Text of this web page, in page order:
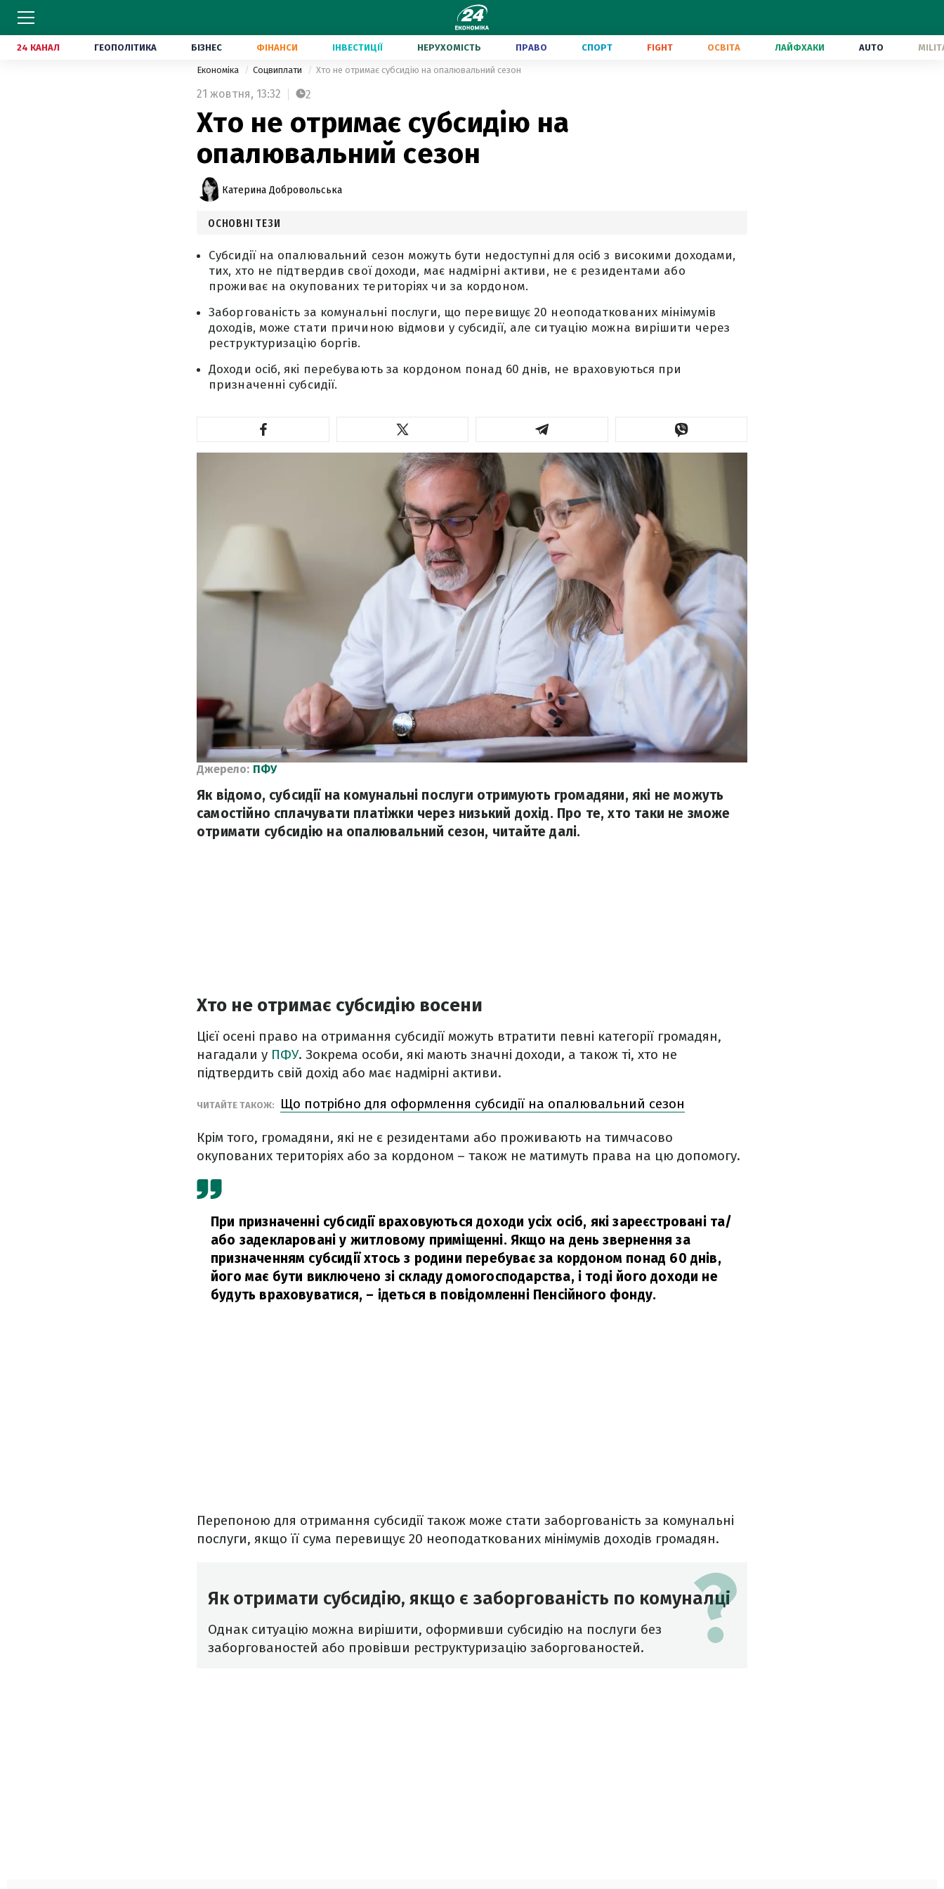
24 КАНАЛ ГЕОПОЛІТИКА БІЗНЕС ФІНАНСИ ІНВЕСТИЦІЇ НЕРУХОМІСТЬ ПРАВО СПОРТ FIGHT ОСВІТА ЛАЙФХАКИ AUTO
Економіка Соцвиплати Хто не отримає субсидію на опалювальний сезон
21 жовтня, 13:32 2
Хто не отримає субсидію на
опалювальний сезон
Катерина Добровольська
ОСНОВНІ ТЕЗИ
Субсидії на опалювальний сезон можуть бути недоступні для осіб з високими доходами,
тих, хто не підтвердив свої доходи, має надмірні активи, не є резидентами або
проживає на окупованих територіях чи за кордоном.
Заборгованість за комунальні послуги, що перевищує 20 неоподаткованих мінімумів
доходів, може стати причиною відмови у субсидії, але ситуацію можна вирішити через
реструктуризацію боргів.
Доходи осіб, які перебувають за кордоном понад 60 днів, не враховуються при
призначенні субсидії.
Джерело: ПФУ
Як відомо, субсидії на комунальні послуги отримують громадяни, які не можуть
самостійно сплачувати платіжки через низький дохід. Про те, хто таки не зможе
отримати субсидію на опалювальний сезон, читайте далі.
Хто не отримає субсидію восени
Цієї осені право на отримання субсидії можуть втратити певні категорії громадян,
нагадали у ПФУ. Зокрема особи, які мають значні доходи, а також ті, хто не
підтвердить свій дохід або має надмірні активи.
ЧИТАЙТЕ ТАКОЖ: Що потрібно для оформлення субсидії на опалювальний сезон
Крім того, громадяни, які не є резидентами або проживають на тимчасово
окупованих територіях або за кордоном – також не матимуть права на цю допомогу.
При призначенні субсидії враховуються доходи усіх осіб, які зареєстровані та/
або задекларовані у житловому приміщенні. Якщо на день звернення за
призначенням субсидії хтось з родини перебуває за кордоном понад 60 днів,
його має бути виключено зі складу домогосподарства, і тоді його доходи не
будуть враховуватися, – ідеться в повідомленні Пенсійного фонду.
Перепоною для отримання субсидії також може стати заборгованість за комунальні
послуги, якщо її сума перевищує 20 неоподаткованих мінімумів доходів громадян.
Як отримати субсидію, якщо є заборгованість по комуналці
Однак ситуацію можна вирішити, оформивши субсидію на послуги без
заборгованостей або провівши реструктуризацію заборгованостей.